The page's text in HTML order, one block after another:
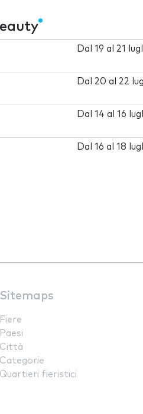
Dal19 al 21
Dal 20 al 22
Dal14 al16
Dal16 al18
Sitemaps
Fiere
Paesi
Città
Categorie
Quartieri fieristici